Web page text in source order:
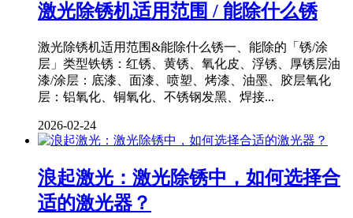
激光除锈机适用范围 / 能除什么锈
激光除锈机适用范围&能除什么锈一、能除的「锈/涂
层」类型铁锈：红锈、黄锈、氧化皮、浮锈、厚锈层油
漆/涂层：底漆、面漆、喷塑、烤漆、油墨、胶层氧化
层：铝氧化、铜氧化、不锈钢发黑、焊接...
2026-02-24
浪起激光：激光除锈中，如何选择合
适的激光器？